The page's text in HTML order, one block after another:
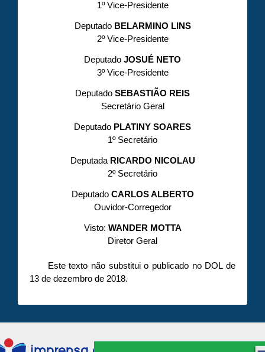
1º Vice-Presidente
DeputadoBELARMINO LINS
2º Vice-Presidente
Deputado JOSUÉ NETO
3º Vice-Presidente
Deputado SEBASTIÃO REIS
Secretário Geral
Deputado PLATINY SOARES
1º Secretário
DeputadaRICARDO NICOLAU
2º Secretário
DeputadoCARLOS ALBERTO
Ouvidor-Corregedor
Visto: WANDER MOTTA
Diretor Geral
Este texto não substitui o publicado no DOL de
13 de dezembro de 2018.